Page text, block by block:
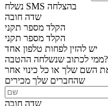
נשלח SMS בהצלחה
שדה חובה
הקלד מספר תקני
הקלד מספר תקני
יש להזין לפחות טלפון אחד
ממי לכתוב שנשלחה ההטבה?
השם שלך או כל כינוי אחר
שהחברים שלך מכירים
שדה חובה